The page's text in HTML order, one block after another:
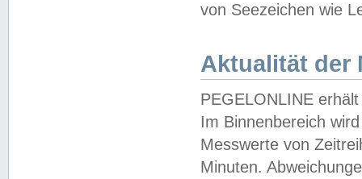
von Seezeichen wie
Aktualität der
PEGELONLINE
Im Binnenbereich
Messwerte von
Minuten.